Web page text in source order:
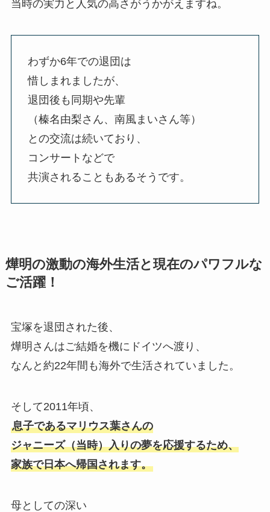
当時の実力と人気の高さがうかがえますね。
わずか6年での退団は
惜しまれましたが、
退団後も同期や先輩
（榛名由梨さん、南風まいさん等）
との交流は続いており、
コンサートなどで
共演されることもあるそうです。
燁明の激動の海外生活と現在のパワフルな
ご活躍！
宝塚を退団された後、
燁明さんはご結婚を機にドイツへ渡り、
なんと約22年間も海外で生活されていました。
そして2011年頃、
息子であるマリウス葉さんの
ジャニーズ（当時）入りの夢を応援するため、
家族で日本へ帰国されます。
母としての深い